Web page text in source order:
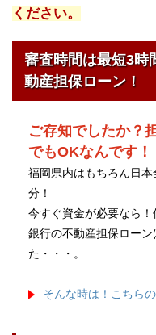
ください。
審査時間は最短3時
動産担保ローン！
ご存知でしたか？
でもOKなんです！
福岡県内はもちろん日
分！
今すぐ資金が必要なら！
銀行の不動産担保ロー
た・・・。
そんな時は！こちら